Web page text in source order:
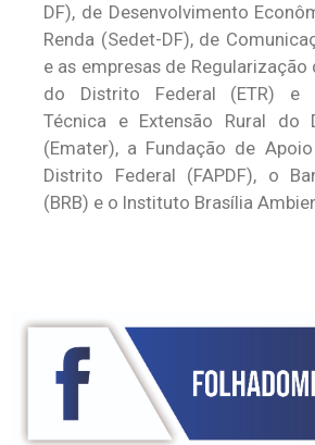
DF), de Desenvolvimento
Renda (Sedet-DF), de
e as empresas de Regularização
do Distrito Federal (ETR) e
Técnica e Extensão Rural do
(Emater), a Fundação de
Distrito Federal (FAPDF), o
(BRB) e o Instituto Brasília